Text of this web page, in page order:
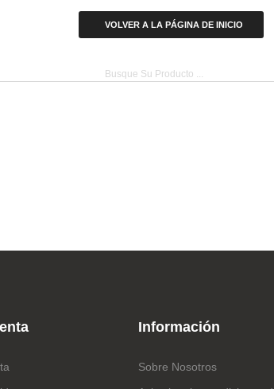
VOLVER A LA PÁGINA DE INICIO
Información
Sobre Nosotros